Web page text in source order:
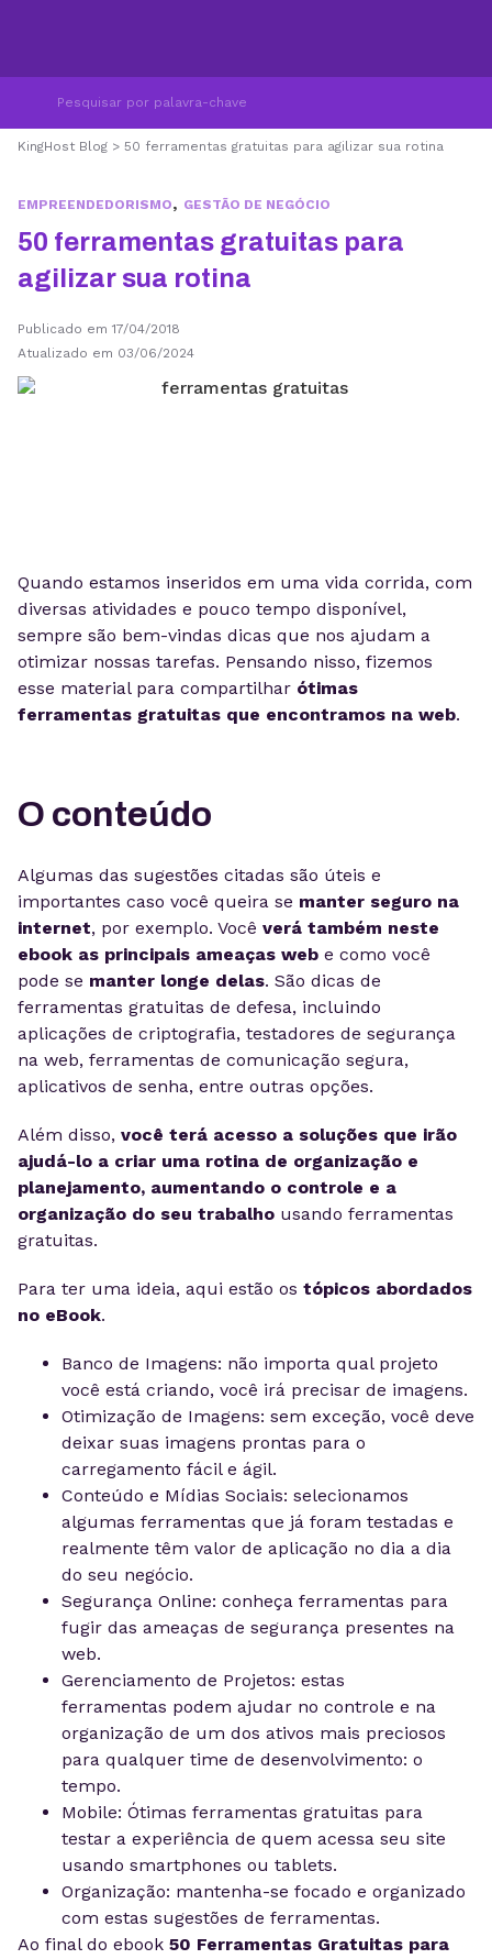
KingHost Blog > 50 ferramentas gratuitas para agilizar sua rotina
EMPREENDEDORISMO, GESTÃO DE NEGÓCIO
50 ferramentas gratuitas para
agilizar sua rotina
Publicado em 17/04/2018
Atualizado em 03/06/2024
Quando estamos inseridos em uma vida corrida, com
diversas atividades e pouco tempo disponível,
sempre são bem-vindas dicas que nos ajudam a
otimizar nossas tarefas. Pensando nisso, fizemos
esse material para compartilhar ótimas
ferramentas gratuitas que encontramos na web.
O conteúdo
Algumas das sugestões citadas são úteis e
importantes caso você queira se manter seguro na
internet, por exemplo. Você verá também neste
ebook as principais ameaças web e como você
pode se manter longe delas. São dicas de
ferramentas gratuitas de defesa, incluindo
aplicações de criptografia, testadores de segurança
na web, ferramentas de comunicação segura,
aplicativos de senha, entre outras opções.
Além disso, você terá acesso a soluções que irão
ajudá-lo a criar uma rotina de organização e
planejamento, aumentando o controle e a
organização do seu trabalho usando ferramentas
gratuitas.
Para ter uma ideia, aqui estão os tópicos abordados
no eBook.
Banco de Imagens: não importa qual projeto
você está criando, você irá precisar de imagens.
Otimização de Imagens: sem exceção, você deve
deixar suas imagens prontas para o
carregamento fácil e ágil.
Conteúdo e Mídias Sociais: selecionamos
algumas ferramentas que já foram testadas e
realmente têm valor de aplicação no dia a dia
do seu negócio.
Segurança Online: conheça ferramentas para
fugir das ameaças de segurança presentes na
web.
Gerenciamento de Projetos: estas
ferramentas podem ajudar no controle e na
organização de um dos ativos mais preciosos
para qualquer time de desenvolvimento: o
tempo.
Mobile: Ótimas ferramentas gratuitas para
testar a experiência de quem acessa seu site
usando smartphones ou tablets.
Organização: mantenha-se focado e organizado
com estas sugestões de ferramentas.
Ao final do ebook 50 Ferramentas Gratuitas para